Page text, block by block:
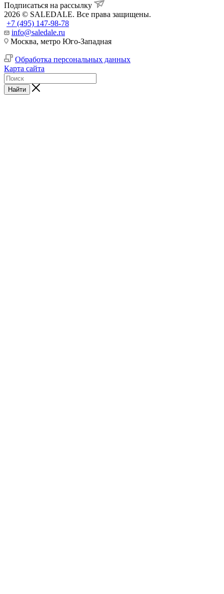
Подписаться на рассылку
2026 © SALEDALE. Все права защищены.
+7 (495) 147-98-78
info@saledale.ru
Москва, метро Юго-Западная
Обработка персональных данных
Карта сайта
Найти